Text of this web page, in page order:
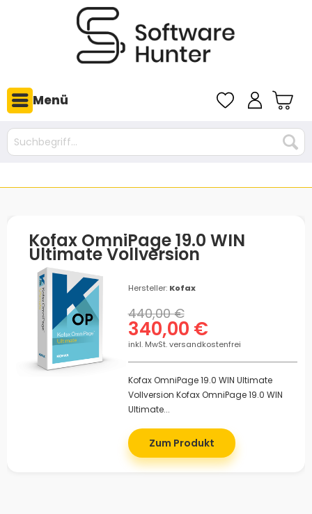
Menü
Kofax OmniPage 19.0 WIN
Ultimate Vollversion
Hersteller: Kofax
340,00 €
440,00 €
inkl. MwSt. versandkostenfrei
Kofax OmniPage 19.0 WIN Ultimate
Vollversion Kofax OmniPage 19.0 WIN
Ultimate...
Zum Produkt